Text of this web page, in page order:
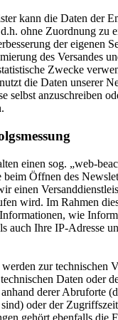
kann die Daten der
ohne Zuordnung zu
der eigenen
des Versandes
Zwecke
die Daten unserer
selbst anzuschreiben
einen sog. „web-
Öffnen des
einen
wird. Im Rahmen
wie
auch Ihre IP-Adresse
zur technischen
Daten oder
anhand derer Abruforte
oder der
gehört ebenfalls die